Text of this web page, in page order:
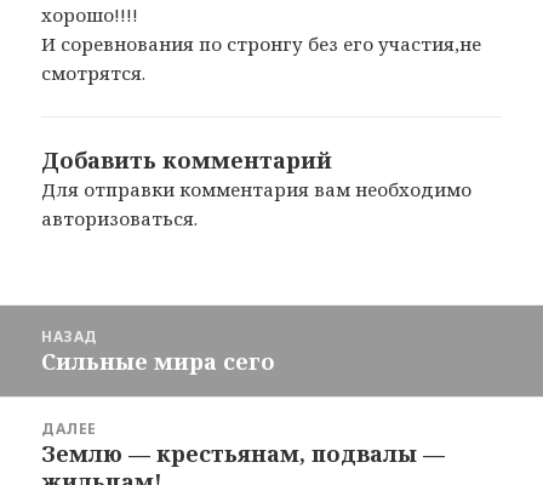
хорошо!!!!
И соревнования по стронгу без его участия,не
смотрятся.
Добавить комментарий
Для отправки комментария вам необходимо
авторизоваться.
записям
НАЗАД
Предыдущая
запись:
Сильные мира сего
ДАЛЕЕ
Следующая
Землю — крестьянам, подвалы —